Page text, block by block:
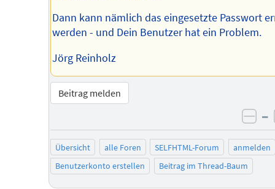
Dann kann nämlich das eingesetzte Passwort
werden - und Dein Benutzer hat ein Problem.
Jörg Reinholz
Beitrag melden
–
Übersicht alle Foren SELFHTML-Forum
anmelden
Benutzerkonto erstellen
Beitrag im Thread-Baum